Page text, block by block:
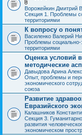
В
л
о
ж
е
н
и
я
Ворожейкин Дмитрий
Секция 1. Проблемы
территориями
К вопросу о
Василенко Валерий
Проблемы социально-
территориями
Оценка условий
методические
Давыдова Арина
Опыт, проблемы и
экономического
союза
Развитие
Евразийского
Калашников
Секция 3.
развития
экономическом